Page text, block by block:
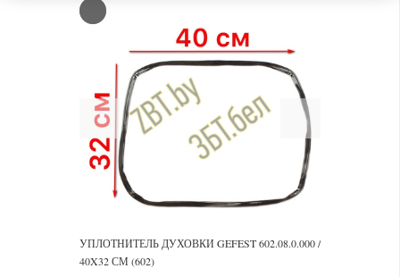
Previous Next
УПЛОТНИТЕЛЬ ДУХОВКИ GEFEST 602.08.0.000 /
40X32 СМ (602)